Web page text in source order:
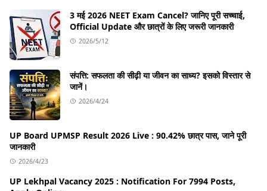
3 मई 2026 NEET Exam Cancel? जानिए पूरी सच्चाई,
Official Update और छात्रों के लिए जरूरी जानकारी
2026/5/12
संपत्ति: सफलता की सीढ़ी या जीवन का साध्य? इसको विस्तार से
जानें।
2026/4/24
UP Board UPMSP Result 2026 Live : 90.42% छात्र पास, जाने पूरी
जानकारी
2026/4/23
UP Lekhpal Vacancy 2025 : Notification For 7994 Posts,